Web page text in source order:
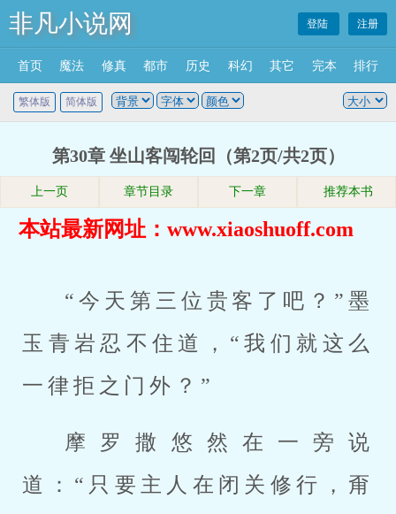
非凡小说网 登陆 注册
首页 魔法 修真 都市 历史 科幻 其它 完本 排行
繁体版 简体版
第30章 坐山客闯轮回（第2页/共2页）
上一页 章节目录 下一章 推荐本书
本站最新网址：www.xiaoshuoff.com
“今天第三位贵客了吧？”墨
玉青岩忍不住道，“我们就这么
一律拒之门外？”
摩罗撒悠然在一旁说
道：“只要主人在闭关修行，甭